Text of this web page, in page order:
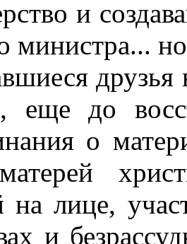
и
министра...
друзья
еще до
о
на лице,
и